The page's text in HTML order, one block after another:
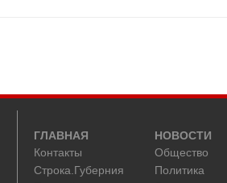
ГЛАВНАЯ
Контакты
Строка.Губерния
НОВОСТИ
Общество
Политика